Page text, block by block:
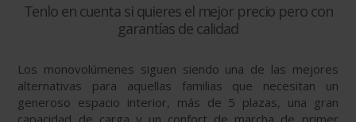
Tenlo en cuenta si quieres el mejor precio pero con
garantías de calidad
Los monovolúmenes siguen siendo una de las mejores
alternativas para aquellas familias que necesitan un
generoso espacio interior, más de 5 plazas, una gran